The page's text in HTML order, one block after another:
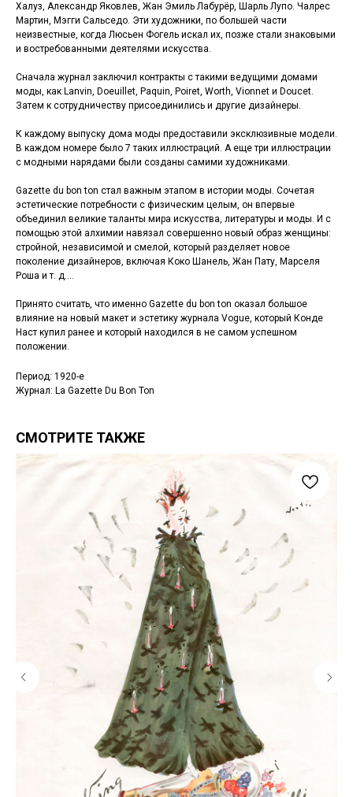
Халуз, Александр Яковлев, Жан Эмиль Лабурёр, Шарль Лупо. Чалрес
Мартин, Мэгги Сальседо. Эти художники, по большей части
неизвестные, когда Люсьен Фогель искал их, позже стали знаковыми
и востребованными деятелями искусства.
Сначала журнал заключил контракты с такими ведущими домами
моды, как Lanvin, Doeuillet, Paquin, Poiret, Worth, Vionnet и Doucet.
Затем к сотрудничеству присоединились и другие дизайнеры.
К каждому выпуску дома моды предоставили эксклюзивные модели.
В каждом номере было 7 таких иллюстраций. А еще три иллюстрации
с модными нарядами были созданы самими художниками.
Gazette du bon ton стал важным этапом в истории моды. Сочетая
эстетические потребности с физическим целым, он впервые
объединил великие таланты мира искусства, литературы и моды. И с
помощью этой алхимии навязал совершенно новый образ женщины:
стройной, независимой и смелой, который разделяет новое
поколение дизайнеров, включая Коко Шанель, Жан Пату, Марселя
Роша и т. д.…
Принято считать, что именно Gazette du bon ton оказал большое
влияние на новый макет и эстетику журнала Vogue, который Конде
Наст купил ранее и который находился в не самом успешном
положении.
Период: 1920-е
Журнал: La Gazette Du Bon Ton
СМОТРИТЕ ТАКЖЕ